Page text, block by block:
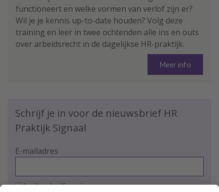
functioneert en welke vormen van verlof zijn er?
Wil je je kennis up-to-date houden? Volg deze
training en leer in twee ochtenden alle ins en outs
over arbeidsrecht in de dagelijkse HR-praktijk.
Meer info
Schrijf je in voor de nieuwsbrief HR
Praktijk Signaal
E-mailadres
Ja, ik schrijf me in